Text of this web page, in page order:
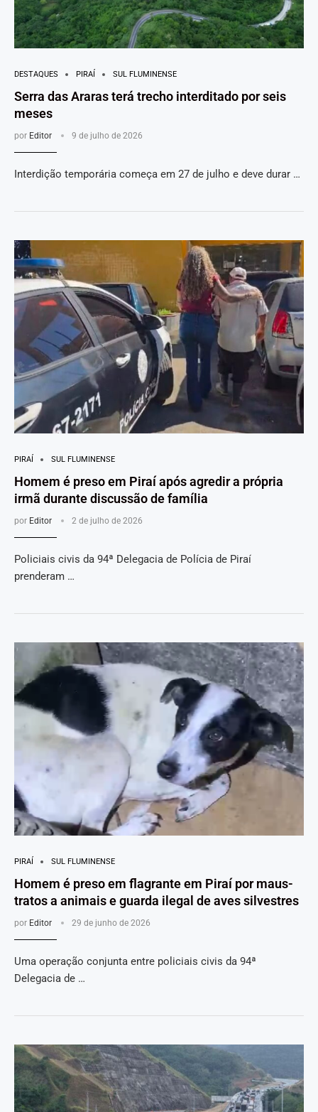
DESTAQUES PIRAÍ SUL FLUMINENSE
Serra das Araras terá trecho interditado por seis
meses
por Editor 9 de julho de 2026
Interdição temporária começa em 27 de julho e deve durar …
PIRAÍ SUL FLUMINENSE
Homem é preso em Piraí após agredir a própria
irmã durante discussão de família
por Editor 2 de julho de 2026
Policiais civis da 94ª Delegacia de Polícia de Piraí
prenderam …
PIRAÍ SUL FLUMINENSE
Homem é preso em flagrante em Piraí por maus-
tratos a animais e guarda ilegal de aves silvestres
por Editor 29 de junho de 2026
Uma operação conjunta entre policiais civis da 94ª
Delegacia de …